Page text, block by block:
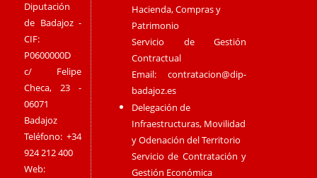
Diputación
de Badajoz -
CIF:
P0600000D
c/ Felipe
Checa, 23 -
06071
Badajoz
Teléfono: +34
924 212 400
Web:
Hacienda, Compras y
Patrimonio
Servicio de Gestión
Contractual
Email:contratacion@dip-
badajoz.es
Delegación de
Infraestructuras, Movilidad
y Odenación del Territorio
Servicio de Contratación y
Gestión Económica